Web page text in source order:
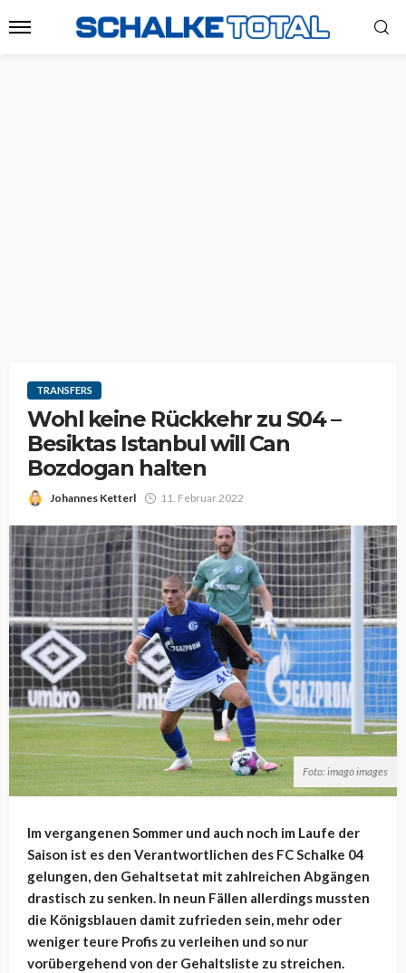
TRANSFERS
Wohl keine Rückkehr zu S04 –
Besiktas Istanbul will Can
Bozdogan halten
Johannes Ketterl 11. Februar 2022
Foto: imago images
Im vergangenen Sommer und auch noch im Laufe der
Saison ist es den Verantwortlichen des FC Schalke 04
gelungen, den Gehaltsetat mit zahlreichen Abgängen
drastisch zu senken. In neun Fällen allerdings mussten
die Königsblauen damit zufrieden sein, mehr oder
weniger teure Profis zu verleihen und so nur
vorübergehend von der Gehaltsliste zu streichen.